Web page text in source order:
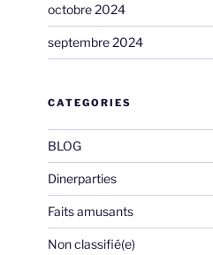
octobre 2024
septembre 2024
CATEGORIES
BLOG
Dinerparties
Faits amusants
Non classifié(e)